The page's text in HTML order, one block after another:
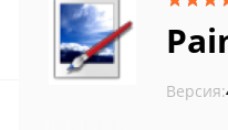
Версия: